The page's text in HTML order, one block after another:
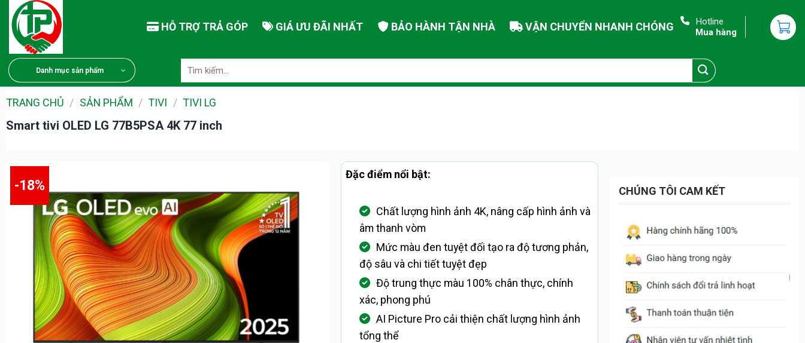
Chuyển
đến
dung
HỖ TRỢ TRẢ GÓP GIÁ ƯU ĐÃI NHẤT BẢO HÀNH TẬN NHÀ VẬN CHUYỂN NHANH CHÓNG
Hotline
Mua hàng
Danh mục sản phẩm
kiếm:
TRANG CHỦ / SẢN PHẨM / TIVI / TIVI LG
Smart tivi OLED LG 77B5PSA 4K 77 inch
-18%
Đặc điểm nổi bật:
Chất lượng hình ảnh 4K, nâng cấp hình ảnh và
âm thanh vòm
Mức màu đen tuyệt đối tạo ra độ tương phản,
độ sâu và chi tiết tuyệt đẹp
Độ trung thực màu 100% chân thực, chính
xác, phong phú
AI Picture Pro cải thiện chất lượng hình ảnh
tổng thể
CHÚNG TÔI CAM KẾT